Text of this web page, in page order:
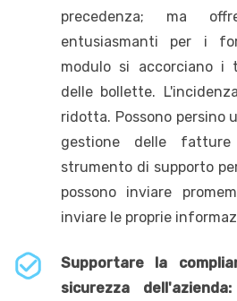
precedenza; ma
entusiasmanti per i
modulo si accorciano i
delle bollette.
ridotta. Possono persino
gestione delle
strumento di supporto
possono inviare
inviare le proprie
Supportare la
sicurezza dell'azienda: